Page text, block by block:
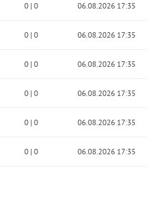
0| 0 06.08.2026 17:35
0| 0 06.08.2026 17:35
0| 0 06.08.2026 17:35
0| 0 06.08.2026 17:35
0| 0 06.08.2026 17:35
0| 0 06.08.2026 17:35